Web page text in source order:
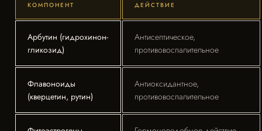
КОМПОНЕНТ ДЕЙСТВИЕ
Арбутин (гидрохинон-
гликозид)
Антисептическое,
противовоспалительное
Флавоноиды
(кверцетин, рутин)
Антиоксидантное,
противовоспалительное